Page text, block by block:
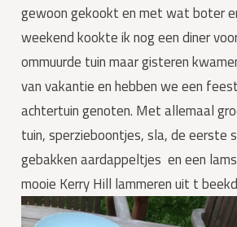
gewoon gekookt en met wat boter
weekend kookte ik nog een diner
ommuurde tuin maar gisteren
van vakantie en hebben we een
achtertuin genoten. Met allemaal
tuin, sperzieboontjes, sla, de eerste
gebakken aardappeltjes en een
mooie Kerry Hill lammeren uit t